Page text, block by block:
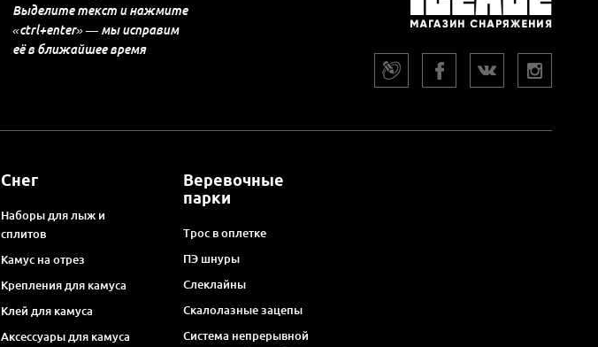
Выделите текст и нажмите
«ctrl+enter» — мы исправим
её в ближайшее время
Снег
Наборы для лыж и
сплитов
Камус на отрез
Крепления для камуса
Клей для камуса
Аксессуары для камуса
Веревочные
парки
Трос в оплетке
ПЭ шнуры
Слеклайны
Скалолазные зацепы
Система непрерывной